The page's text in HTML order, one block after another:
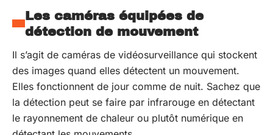
Les caméras équipées de
détection de mouvement
Il s’agit de caméras de vidéosurveillance qui stockent
des images quand elles détectent un mouvement.
Elles fonctionnent de jour comme de nuit. Sachez que
la détection peut se faire par infrarouge en détectant
le rayonnement de chaleur ou plutôt numérique en